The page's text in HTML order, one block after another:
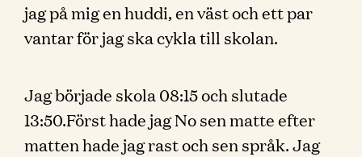
jag på mig en huddi, en väst och ett par
vantar för jag ska cykla till skolan.
Jag började skola 08:15 och slutade
13:50.Först hade jag No sen matte efter
matten hade jag rast och sen språk. Jag